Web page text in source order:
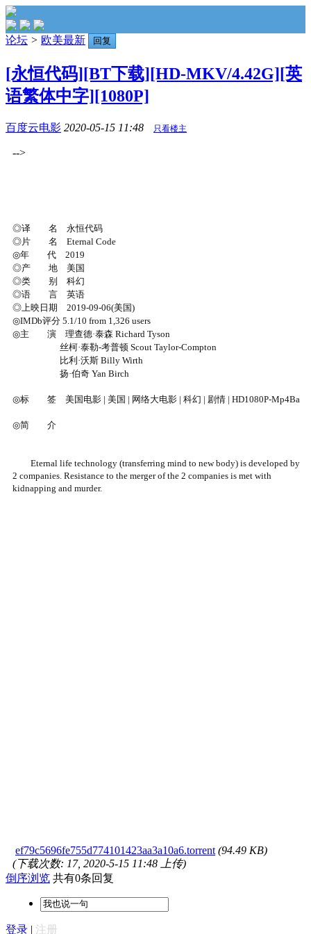
论坛 > 欧美最新 回复
[永恒代码][BT下载][HD-MKV/4.42G][英
语繁体中字][1080P]
百度云电影 2020-05-15 11:48 只看楼主
-->
◎译 名 永恒代码
◎片 名 Eternal Code
◎年 代 2019
◎产 地 美国
◎类 别 科幻
◎语 言 英语
◎上映日期 2019-09-06(美国)
◎IMDb评分 5.1/10 from 1,326 users
◎主 演 理查德·泰森 Richard Tyson
丝柯·泰勒-考普顿 Scout Taylor-Compton
比利·沃斯 Billy Wirth
扬·伯奇 Yan Birch
◎标 签 美国电影 | 美国 | 网络大电影 | 科幻 | 剧情 | HD1080P-Mp4Ba
◎简 介
Eternal life technology (transferring mind to new body) is developed by
2 companies. Resistance to the merger of the 2 companies is met with
kidnapping and murder.
ef79c5696fe755d774101423aa3a10a6.torrent (94.49 KB)
(下载次数: 17, 2020-5-15 11:48 上传)
倒序浏览 共有0条回复
登录 | 注册